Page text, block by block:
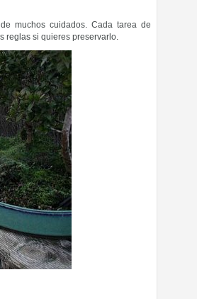
muchos cuidados. Cada tarea de
reglas si quieres preservarlo.